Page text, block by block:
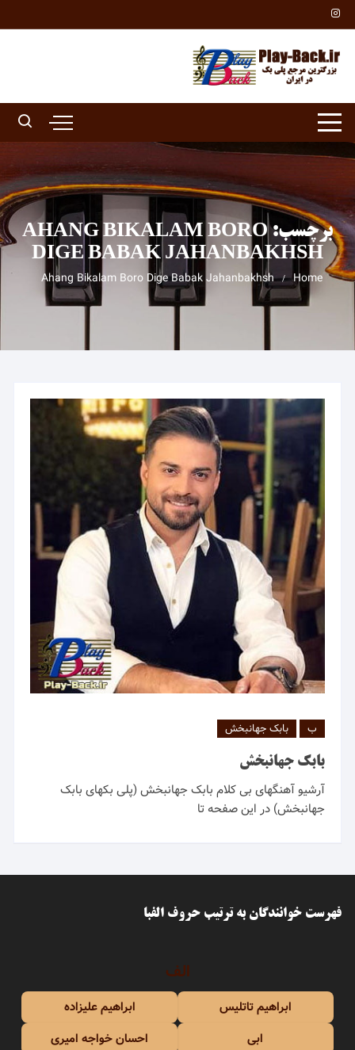
Skip
to
content
برچسب:AHANG BIKALAM BORO
DIGE BABAK JAHANBAKHSH
Home
Ahang Bikalam Boro Dige Babak Jahanbakhsh
ب بابک جهانبخش
بابک جهانبخش
آرشیو آهنگهای بی کلام بابک جهانبخش (پلی بکهای بابک
جهانبخش) در این صفحه تا
فهرست خوانندگان به ترتیب حروف الفبا
الف
ابراهیم تاتلیس
ابراهیم علیزاده
ابی
احسان خواجه امیری